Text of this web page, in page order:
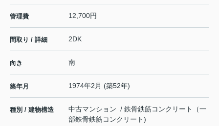
管理費 12,700円
間取り / 詳細 2DK
向き 南
築年月 1974年2月 (築52年)
種別 / 建物構造
中古マンション / 鉄骨鉄筋コンクリート（一
部鉄骨鉄筋コンクリート)